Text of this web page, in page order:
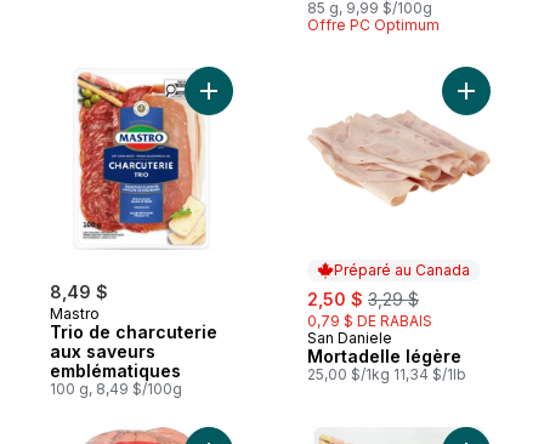
85 g, 9,99 $/100g
Offre PC Optimum
8,49 $
Mastro
Trio de charcuterie
aux saveurs
emblématiques
100 g, 8,49 $/100g
Ajouter Trio de charcuterie aux saveurs
Préparé au Canada
sale:
2,50 $ , formerly:
3,29 $
0,79 $ DE RABAIS
Préparé au Canada
San Daniele
Mortadelle légère
25,00 $/1kg 11,34 $/1lb
Ajouter